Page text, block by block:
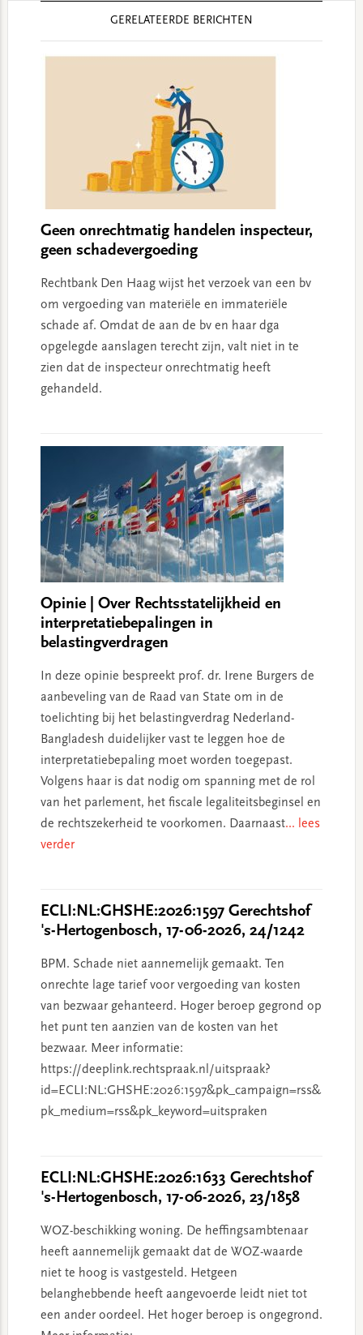
GERELATEERDE BERICHTEN
Geen onrechtmatig handelen inspecteur,
geen schadevergoeding
Rechtbank Den Haag wijst het verzoek van een bv
om vergoeding van materiële en immateriële
schade af. Omdat de aan de bv en haar dga
opgelegde aanslagen terecht zijn, valt niet in te
zien dat de inspecteur onrechtmatig heeft
gehandeld.
Opinie | Over Rechtsstatelijkheid en
interpretatiebepalingen in
belastingverdragen
In deze opinie bespreekt prof. dr. Irene Burgers de
aanbeveling van de Raad van State om in de
toelichting bij het belastingverdrag Nederland-
Bangladesh duidelijker vast te leggen hoe de
interpretatiebepaling moet worden toegepast.
Volgens haar is dat nodig om spanning met de rol
van het parlement, het fiscale legaliteitsbeginsel en
de rechtszekerheid te voorkomen. Daarnaast... lees
verder
ECLI:NL:GHSHE:2026:1597 Gerechtshof
's-Hertogenbosch, 17-06-2026, 24/1242
BPM. Schade niet aannemelijk gemaakt. Ten
onrechte lage tarief voor vergoeding van kosten
van bezwaar gehanteerd. Hoger beroep gegrond op
het punt ten aanzien van de kosten van het
bezwaar. Meer informatie:
https://deeplink.rechtspraak.nl/uitspraak?
id=ECLI:NL:GHSHE:2026:1597&pk_campaign=rss&
pk_medium=rss&pk_keyword=uitspraken
ECLI:NL:GHSHE:2026:1633 Gerechtshof
's-Hertogenbosch, 17-06-2026, 23/1858
WOZ-beschikking woning. De heffingsambtenaar
heeft aannemelijk gemaakt dat de WOZ-waarde
niet te hoog is vastgesteld. Hetgeen
belanghebbende heeft aangevoerde leidt niet tot
een ander oordeel. Het hoger beroep is ongegrond.